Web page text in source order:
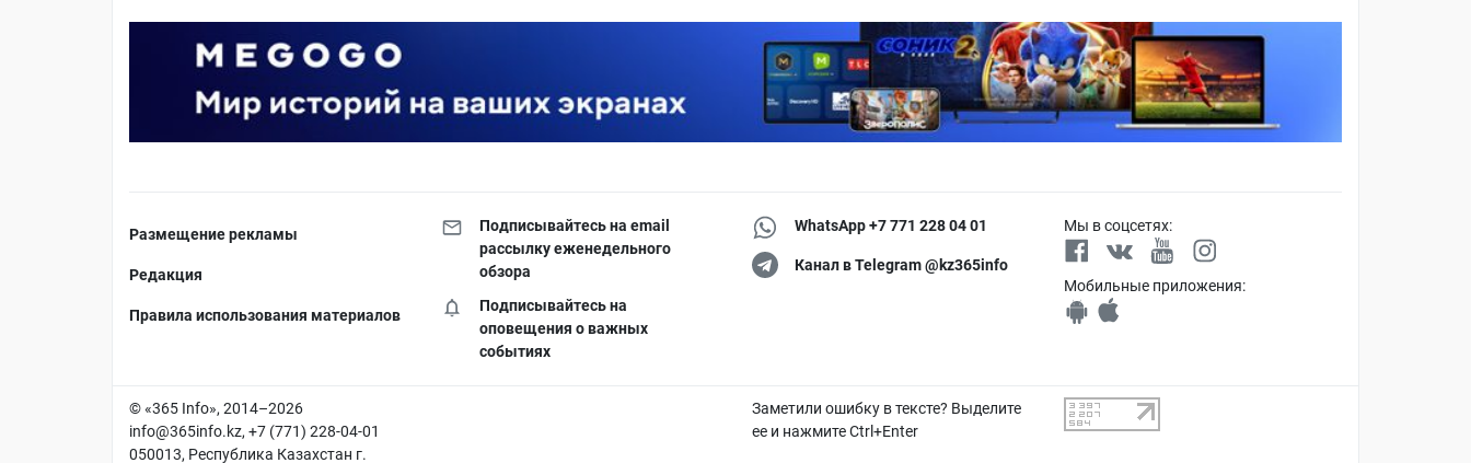
Размещение рекламы
Редакция
Правила использования материалов
Подписывайтесь на email
рассылку еженедельного
обзора
Подписывайтесь на
оповещения о важных
событиях
WhatsApp +7 771 228 04 01
Канал в Telegram @kz365info
Мы в соцсетях:
Мобильные приложения:
© «365 Info», 2014–2026
info@365info.kz, +7 (771) 228-04-01
050013, Республика Казахстан г.
Заметили ошибку в тексте? Выделите
ее и нажмите Ctrl+Enter